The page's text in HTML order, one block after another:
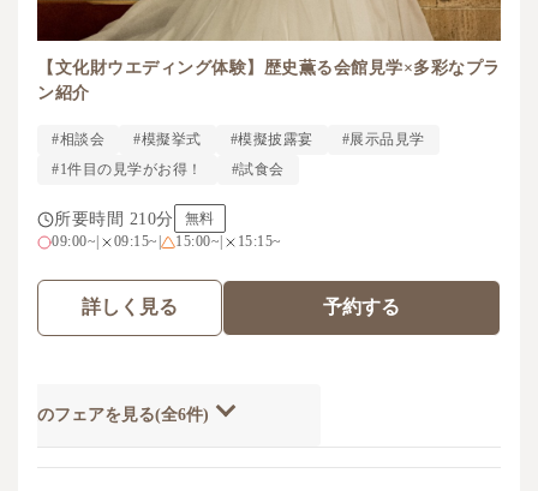
【文化財ウエディング体験】歴史薫る会館見学×多彩なプラ
ン紹介
#相談会 #模擬挙式 #模擬披露宴
#展示品見学
#1件目の見学がお得！
#試食会
所要時間 210分
無料
09:00~
09:15~ 15:00~ 15:15~
詳しく見る 予約する
催のフェアを見る(全6件)